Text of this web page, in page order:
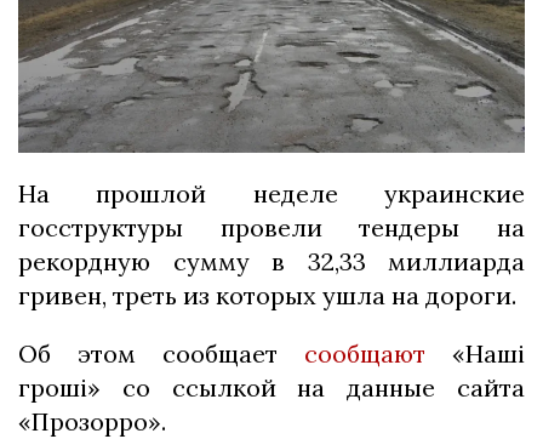
На прошлой неделе украинские
госструктуры провели тендеры на
рекордную сумму в 32,33 миллиарда
гривен, треть из которых ушла на дороги.
Об этом сообщает сообщают «Наші
гроші» со ссылкой на данные сайта
«Прозорро».